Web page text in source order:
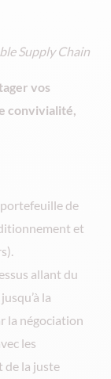
Supply Chain
vos
convivialité,
portefeuille de
et
allant du
la
la négociation
les
de la juste